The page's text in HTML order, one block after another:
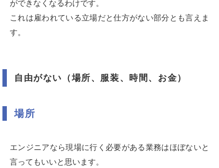
ができなくなるわけです。
これは雇われている立場だと仕方がない部分とも言えま
す。
自由がない（場所、服装、時間、お金）
場所
エンジニアなら現場に行く必要がある業務はほぼないと
言ってもいいと思います。